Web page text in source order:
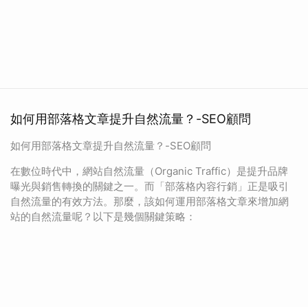
如何用部落格文章提升自然流量？-SEO顧問
如何用部落格文章提升自然流量？-SEO顧問
在數位時代中，網站自然流量（Organic Traffic）是提升品牌
曝光與銷售轉換的關鍵之一。而「部落格內容行銷」正是吸引
自然流量的有效方法。那麼，該如何運用部落格文章來增加網
站的自然流量呢？以下是幾個關鍵策略：